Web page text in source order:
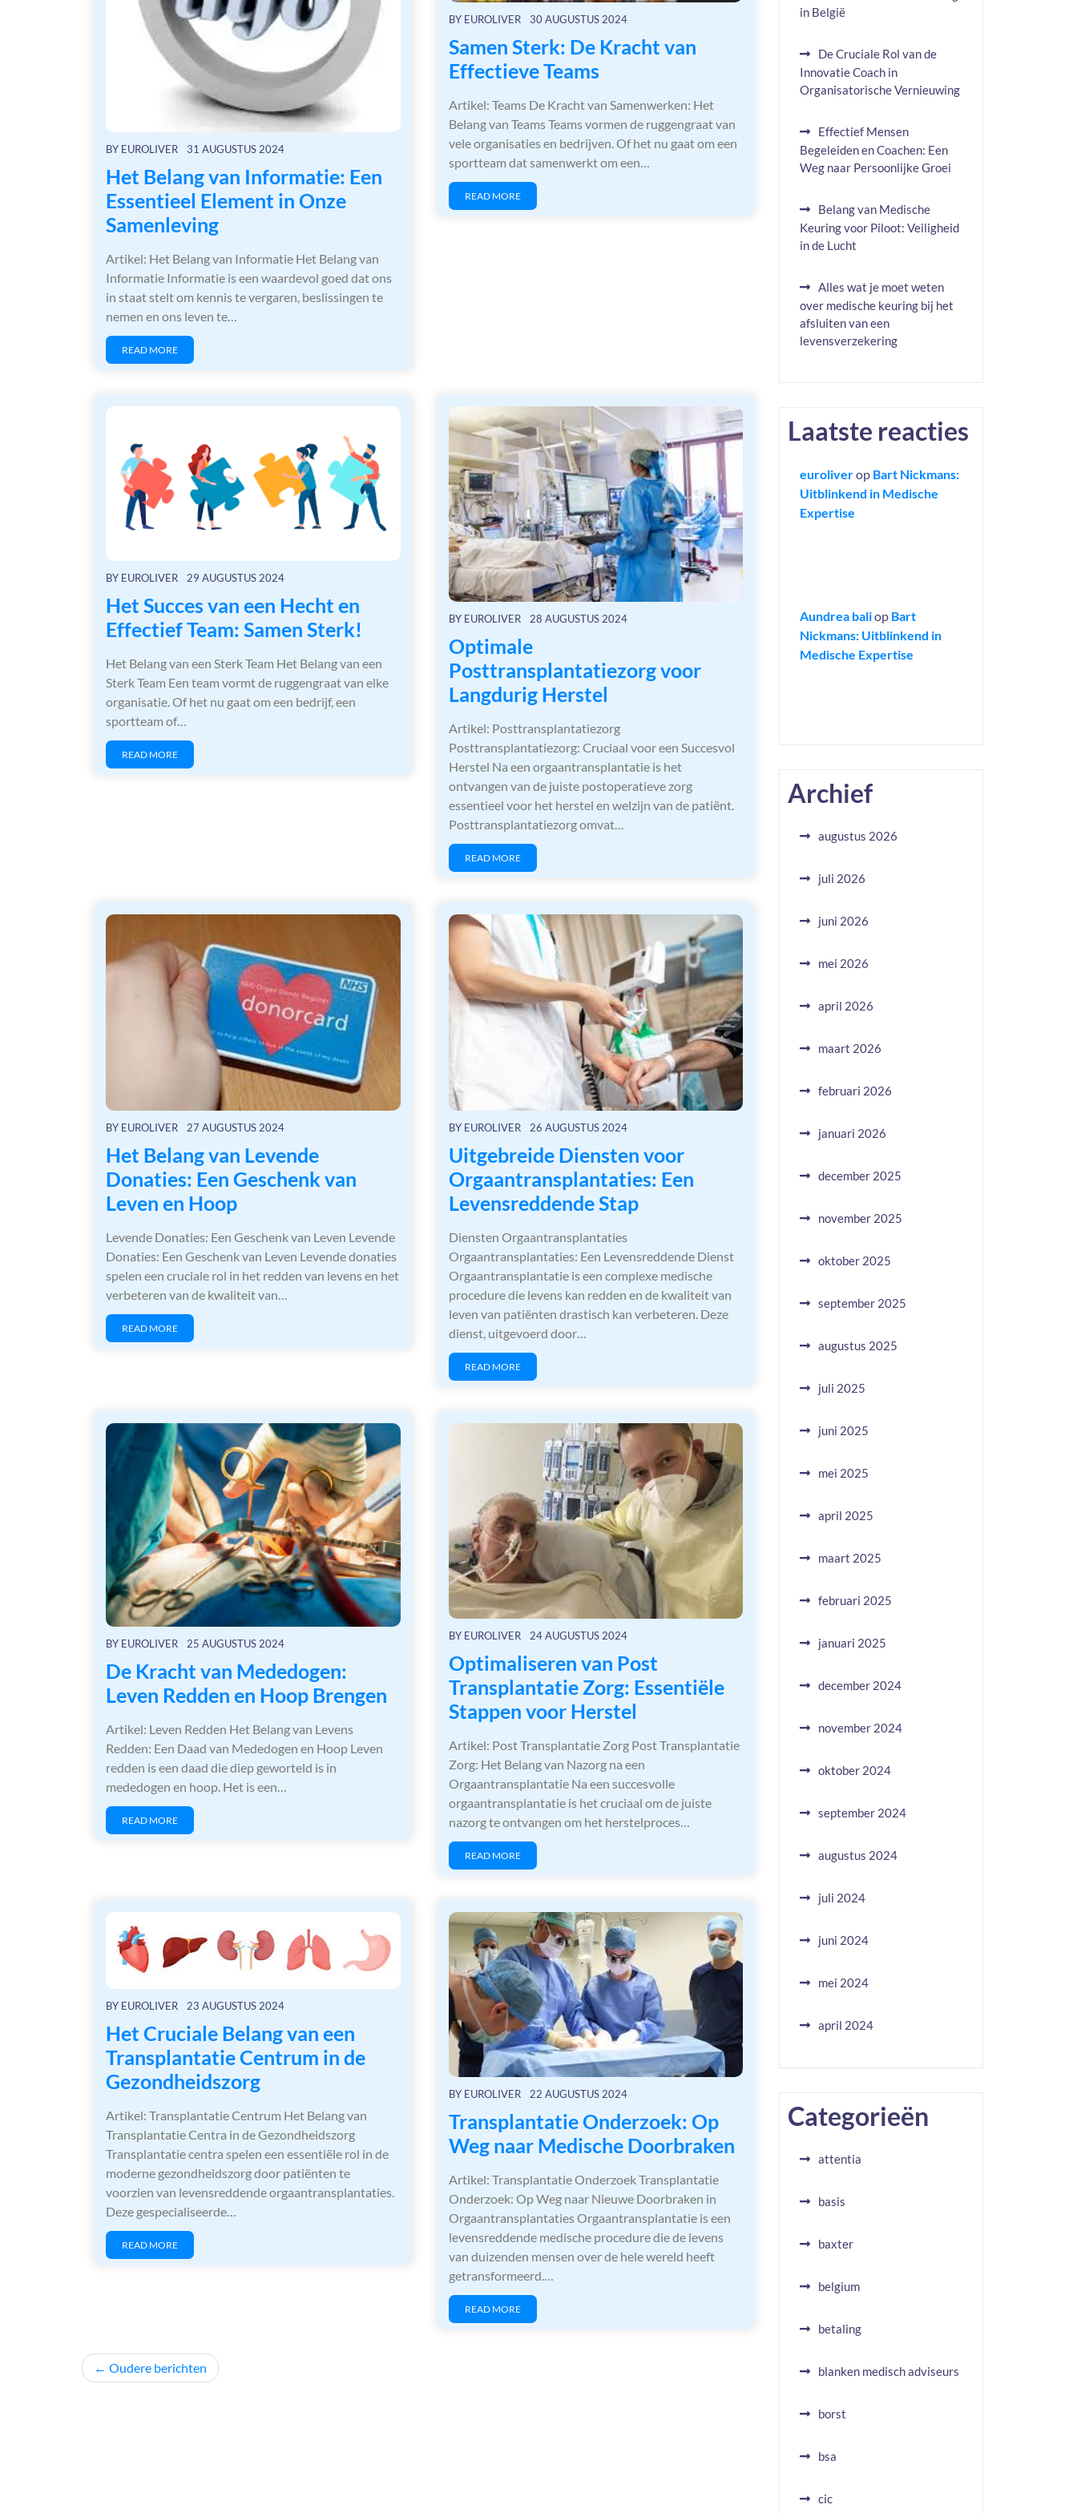
BY EUROLIVER 31 AUGUSTUS 2024
Het Belang van Informatie: Een
Essentieel Element in Onze
Samenleving
Artikel: Het Belang van Informatie Het Belang van
Informatie Informatie is een waardevol goed dat ons
in staat stelt om kennis te vergaren, beslissingen te
nemen en ons leven te…
READ MORE
BY EUROLIVER 30 AUGUSTUS 2024
Samen Sterk: De Kracht van
Effectieve Teams
Artikel: Teams De Kracht van Samenwerken: Het
Belang van Teams Teams vormen de ruggengraat van
vele organisaties en bedrijven. Of het nu gaat om een
sportteam dat samenwerkt om een…
READ MORE
BY EUROLIVER 29 AUGUSTUS 2024
Het Succes van een Hecht en
Effectief Team: Samen Sterk!
Het Belang van een Sterk Team Het Belang van een
Sterk Team Een team vormt de ruggengraat van elke
organisatie. Of het nu gaat om een bedrijf, een
sportteam of…
READ MORE
BY EUROLIVER 28 AUGUSTUS 2024
Optimale
Posttransplantatiezorg voor
Langdurig Herstel
Artikel: Posttransplantatiezorg
Posttransplantatiezorg: Cruciaal voor een Succesvol
Herstel Na een orgaantransplantatie is het
ontvangen van de juiste postoperatieve zorg
essentieel voor het herstel en welzijn van de patiënt.
Posttransplantatiezorg omvat…
READ MORE
BY EUROLIVER 27 AUGUSTUS 2024
Het Belang van Levende
Donaties: Een Geschenk van
Leven en Hoop
Levende Donaties: Een Geschenk van Leven Levende
Donaties: Een Geschenk van Leven Levende donaties
spelen een cruciale rol in het redden van levens en het
verbeteren van de kwaliteit van…
READ MORE
BY EUROLIVER 26 AUGUSTUS 2024
Uitgebreide Diensten voor
Orgaantransplantaties: Een
Levensreddende Stap
Diensten Orgaantransplantaties
Orgaantransplantaties: Een Levensreddende Dienst
Orgaantransplantatie is een complexe medische
procedure die levens kan redden en de kwaliteit van
leven van patiënten drastisch kan verbeteren. Deze
dienst, uitgevoerd door…
READ MORE
BY EUROLIVER 25 AUGUSTUS 2024
De Kracht van Mededogen:
Leven Redden en Hoop Brengen
Artikel: Leven Redden Het Belang van Levens
Redden: Een Daad van Mededogen en Hoop Leven
redden is een daad die diep geworteld is in
mededogen en hoop. Het is een…
READ MORE
BY EUROLIVER 24 AUGUSTUS 2024
Optimaliseren van Post
Transplantatie Zorg: Essentiële
Stappen voor Herstel
Artikel: Post Transplantatie Zorg Post Transplantatie
Zorg: Het Belang van Nazorg na een
Orgaantransplantatie Na een succesvolle
orgaantransplantatie is het cruciaal om de juiste
nazorg te ontvangen om het herstelproces…
READ MORE
BY EUROLIVER 23 AUGUSTUS 2024
Het Cruciale Belang van een
Transplantatie Centrum in de
Gezondheidszorg
Artikel: Transplantatie Centrum Het Belang van
Transplantatie Centra in de Gezondheidszorg
Transplantatie centra spelen een essentiële rol in de
moderne gezondheidszorg door patiënten te
voorzien van levensreddende orgaantransplantaties.
Deze gespecialiseerde…
READ MORE
BY EUROLIVER 22 AUGUSTUS 2024
Transplantatie Onderzoek: Op
Weg naar Medische Doorbraken
Artikel: Transplantatie Onderzoek Transplantatie
Onderzoek: Op Weg naar Nieuwe Doorbraken in
Orgaantransplantaties Orgaantransplantatie is een
levensreddende medische procedure die de levens
van duizenden mensen over de hele wereld heeft
getransformeerd.…
READ MORE
Berichtnavigatie
Oudere berichten
in België
De Cruciale Rol van de
Innovatie Coach in
Organisatorische Vernieuwing
Effectief Mensen
Begeleiden en Coachen: Een
Weg naar Persoonlijke Groei
Belang van Medische
Keuring voor Piloot: Veiligheid
in de Lucht
Alles wat je moet weten
over medische keuring bij het
afsluiten van een
levensverzekering
Laatste reacties
euroliverop Bart Nickmans:
Uitblinkend in Medische
Expertise
Aundrea baliop Bart
Nickmans: Uitblinkend in
Medische Expertise
Archief
augustus 2026
juli 2026
juni 2026
mei 2026
april 2026
maart 2026
februari 2026
januari 2026
december 2025
november 2025
oktober 2025
september 2025
augustus 2025
juli 2025
juni 2025
mei 2025
april 2025
maart 2025
februari 2025
januari 2025
december 2024
november 2024
oktober 2024
september 2024
augustus 2024
juli 2024
juni 2024
mei 2024
april 2024
Categorieën
attentia
basis
baxter
belgium
betaling
blanken medisch adviseurs
borst
bsa
cic